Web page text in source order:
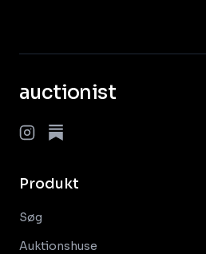
auctionist
Produkt
Søg
Auktionshuse